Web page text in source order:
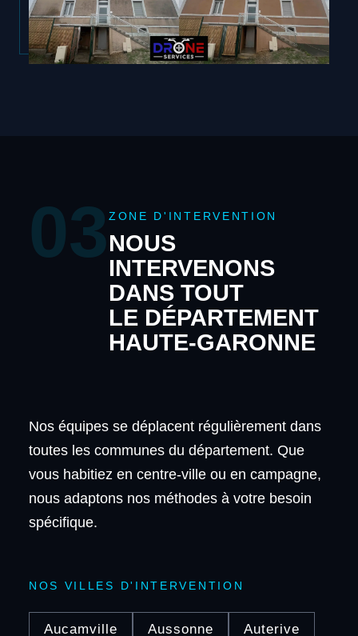
03 ZONE D'INTERVENTION
NOUS
INTERVENONS
DANS TOUT
LE DÉPARTEMENT
HAUTE-GARONNE
Nos équipes se déplacent régulièrement dans
toutes les communes du département. Que
vous habitiez en centre-ville ou en campagne,
nous adaptons nos méthodes à votre besoin
spécifique.
NOS VILLES D'INTERVENTION
Aucamville Aussonne Auterive